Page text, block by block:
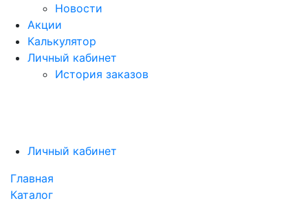
Новости
Акции
Калькулятор
Личный кабинет
История заказов
Личный кабинет
Главная
Каталог